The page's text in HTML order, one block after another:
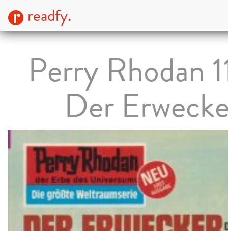
readfy.
Perry Rhodan
Der